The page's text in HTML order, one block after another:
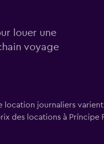
louer une
voyage
location journaliers
des locations à Príncipe